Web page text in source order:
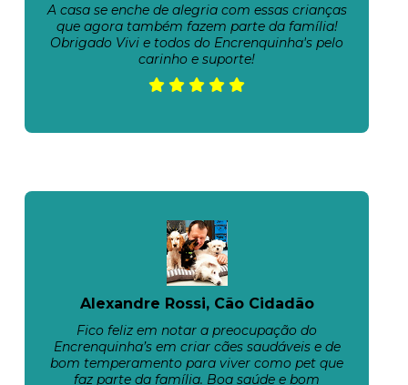
A casa se enche de alegria com essas crianças
que agora também fazem parte da família!
Obrigado Vivi e todos do Encrenquinha's pelo
carinho e suporte!
Alexandre Rossi, Cão Cidadão
Fico feliz em notar a preocupação do
Encrenquinha’s em criar cães saudáveis e de
bom temperamento para viver como pet que
faz parte da família. Boa saúde e bom